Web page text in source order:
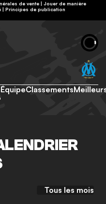
de vente | Jouer de manière
| Principes de publication
ÉquipeClassements
Tous les mois